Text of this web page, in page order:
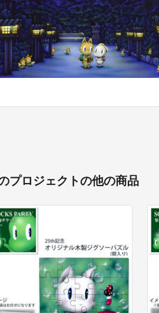
プロジェクトの他の商品